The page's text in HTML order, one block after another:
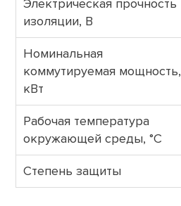
Электрическая прочность
изоляции, В
Номинальная
коммутируемая мощность,
кВт
Рабочая температура
окружающей среды, °C
Степень защиты